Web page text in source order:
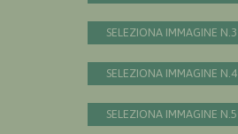
SELEZIONA IMMAGINE N.3
SELEZIONA IMMAGINE N.4
SELEZIONA IMMAGINE N.5